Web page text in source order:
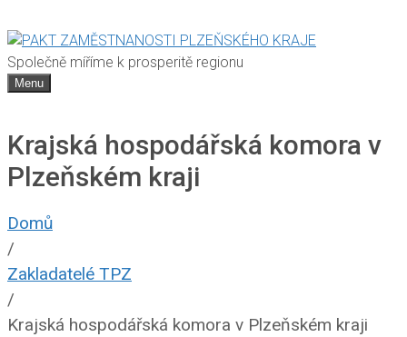
Společně míříme k prosperitě regionu
Menu
Krajská hospodářská komora v
Plzeňském kraji
Domů
/
Zakladatelé TPZ
/
Krajská hospodářská komora v Plzeňském kraji